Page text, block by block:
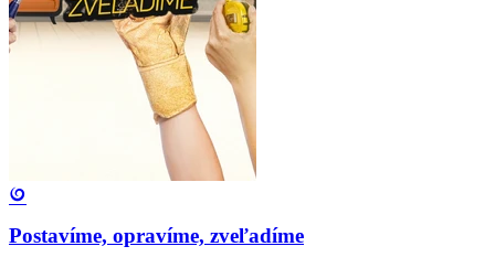
Postavíme, opravíme, zveľadíme